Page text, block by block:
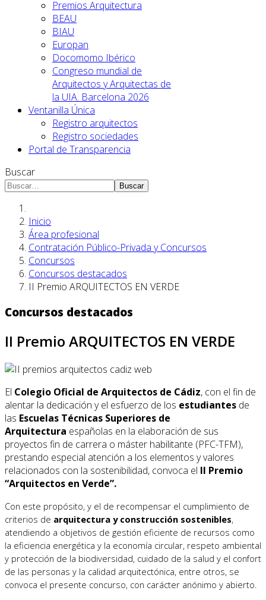
Premios Arquitectura
BEAU
BIAU
Europan
Docomomo Ibérico
Congreso mundial de
Arquitectos y Arquitectas de
la UIA. Barcelona 2026
Ventanilla Única
Registro arquitectos
Registro sociedades
Portal de Transparencia
Buscar
Buscar
Inicio
Área profesional
Contratación Público-Privada y Concursos
Concursos
Concursos destacados
II Premio ARQUITECTOS EN VERDE
Concursos destacados
II Premio ARQUITECTOS EN VERDE
El Colegio Oficial de Arquitectos de Cádiz, con el fin de
alentar la dedicación y el esfuerzo de los estudiantes de
las Escuelas Técnicas Superiores de
Arquitectura españolas en la elaboración de sus
proyectos fin de carrera o máster habilitante (PFC-TFM),
prestando especial atención a los elementos y valores
relacionados con la sostenibilidad, convoca el II Premio
“Arquitectos en Verde”.
Con este propósito, y el de recompensar el cumplimiento de
criterios de arquitectura y construcción sostenibles,
atendiendo a objetivos de gestión eficiente de recursos como
la eficiencia energética y la economía circular, respeto ambiental
y protección de la biodiversidad, cuidado de la salud y el confort
de las personas y la calidad arquitectónica, entre otros, se
convoca el presente concurso, con carácter anónimo y abierto.